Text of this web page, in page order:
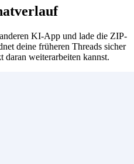
KI-App und lade die ZIP-
deine früheren Threads sicher
daran weiterarbeiten kannst.